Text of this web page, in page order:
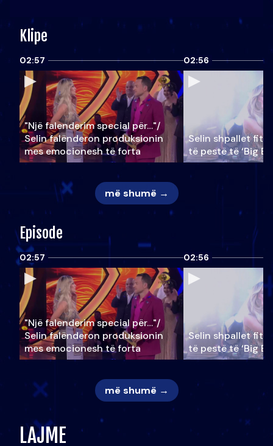
Klipe
02:57
"Një falenderim special për…"/
Selin falënderon produksionin
mes emocionesh të forta
02:56
Selin shpallet
të pestë të ‘Big
më shumë →
Episode
02:57
"Një falenderim special për…"/
Selin falënderon produksionin
mes emocionesh të forta
02:56
Selin shpallet
të pestë të ‘Big
më shumë →
LAJME